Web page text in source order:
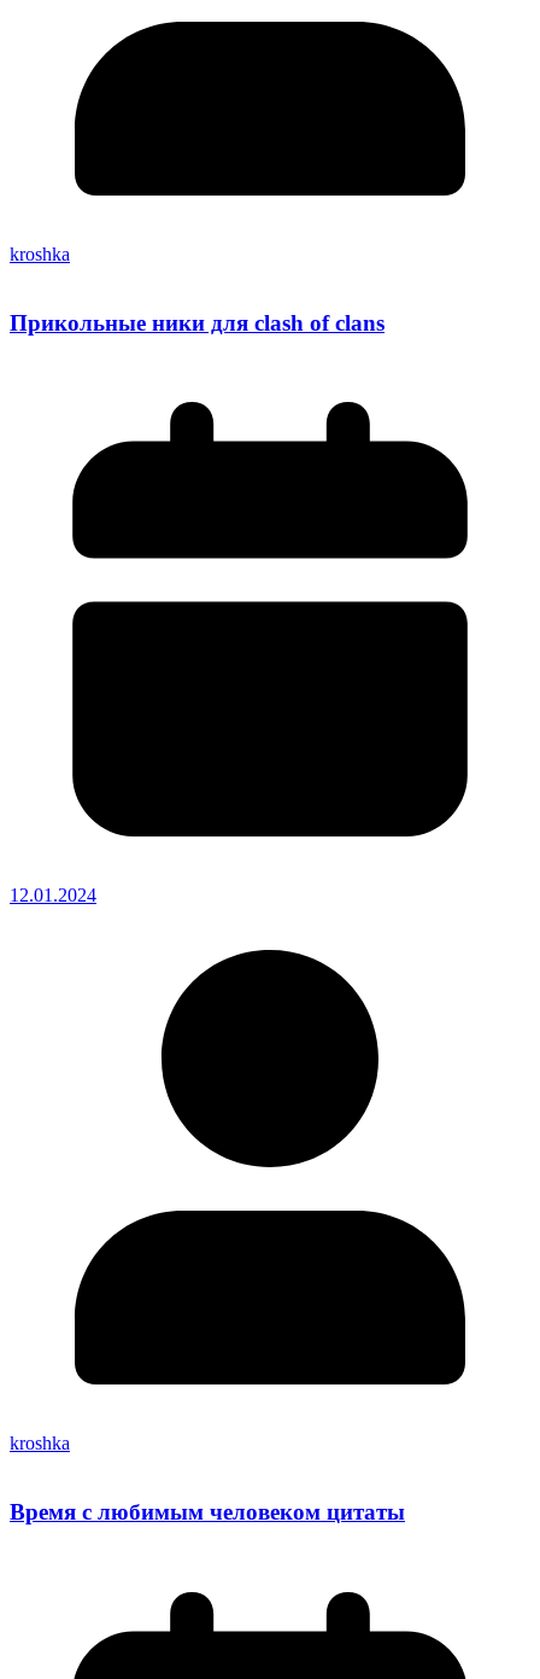
kroshka
Прикольные ники для clash of clans
12.01.2024
kroshka
Время с любимым человеком цитаты